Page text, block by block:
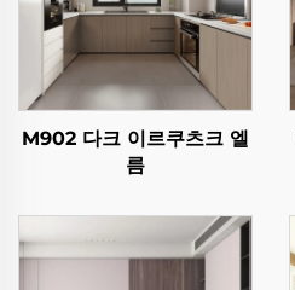
M902 다크 이르쿠츠크 엘
름